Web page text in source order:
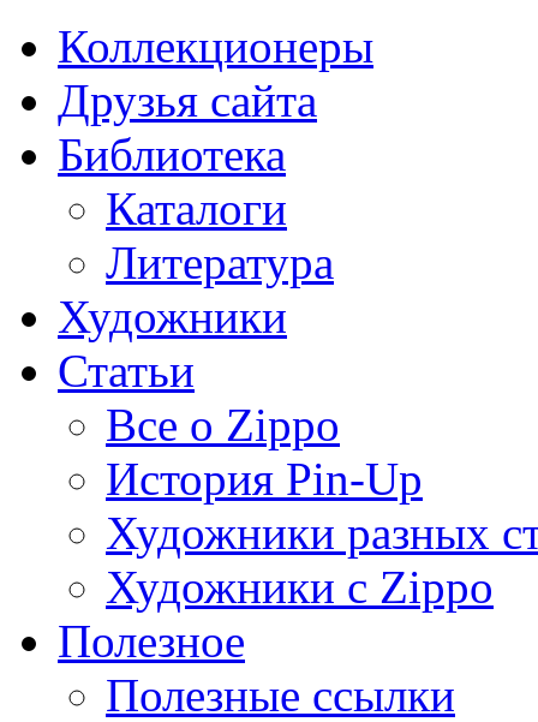
Коллекционеры
Друзья сайта
Библиотека
Каталоги
Литература
Художники
Статьи
Все о Zippo
История Pin-Up
Художники разных
Художники с Zippo
Полезное
Полезные ссылки